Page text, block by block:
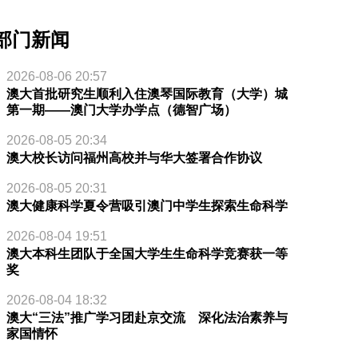
门新闻
2026-08-06 20:57
澳大首批研究生顺利入住澳琴国际教育（大学）城
第一期——澳门大学办学点（德智广场）
2026-08-05 20:34
澳大校长访问福州高校并与华大签署合作协议
2026-08-05 20:31
澳大健康科学夏令营吸引澳门中学生探索生命科学
2026-08-04 19:51
澳大本科生团队于全国大学生生命科学竞赛获一等
奖
2026-08-04 18:32
澳大“三法”推广学习团赴京交流 深化法治素养与
家国情怀